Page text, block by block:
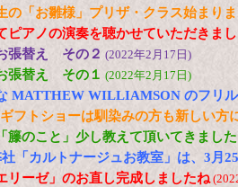
の「お雛様」プリザ・クラス始まり
ピアノの演奏を聴かせていただきま
張替え その２ (2022年2月17日)
張替え その１ (2022年2月17日)
MATTHEW WILLIAMSON のフリ
フトショーは馴染みの方も新しい方
籐のこと」少し教えて頂いてきまし
「カルトナージュお教室」は、3月
リーゼ」のお直し完成しましたね